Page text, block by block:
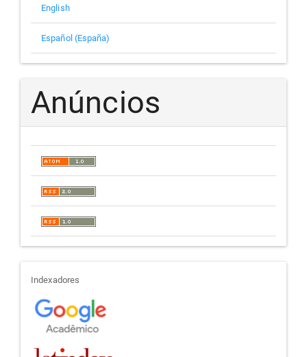
English
Español (España)
Anúncios
indexadores
Indexadores